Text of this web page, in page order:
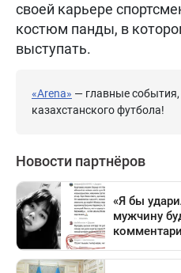
своей карьере
костюм панды, в
выступать.
«Arena» — главные
казахстанского футбола!